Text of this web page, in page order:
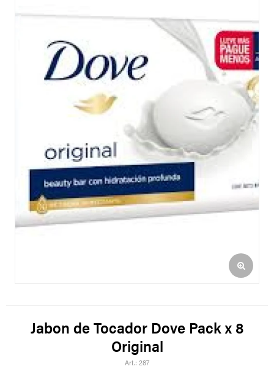
Jabon de Tocador Dove Pack x 8
Original
287